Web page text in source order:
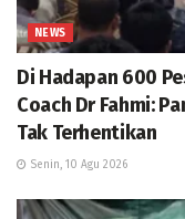
NEWS
Di Hadapan 600
Coach Dr Fahmi:
Tak Terhentikan
Senin, 10 Agu 2026